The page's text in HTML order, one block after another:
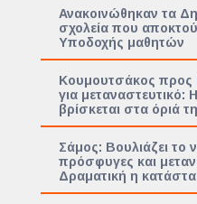
Ανακοινώθηκαν τα
σχολεία που
Υποδοχής μαθητών
Κουμουτσάκος προς
για μεταναστευτικό:
βρίσκεται στα όριά
Σάμος: Βουλιάζει το
πρόσφυγες και
Δραματική η